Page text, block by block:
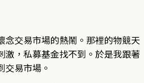
念交易市場的熱鬧。那裡的物競天
激，私募基金找不到。於是我跟著
交易市場。